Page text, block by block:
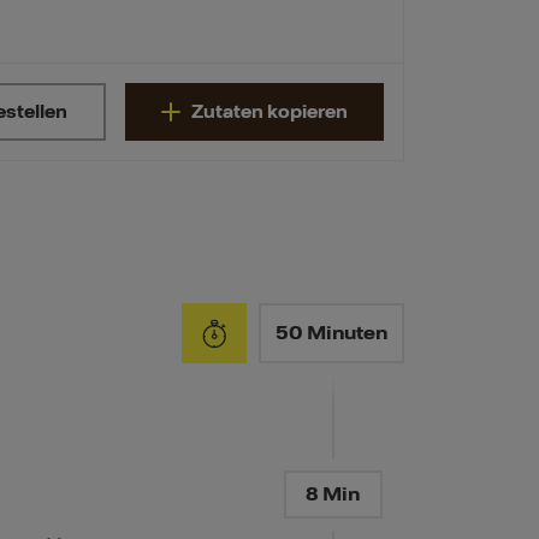
Zutaten kopieren
50 Minuten
8 Min